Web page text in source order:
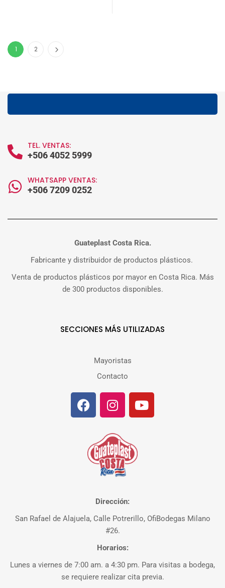
1 2
TEL. VENTAS:
+506 4052 5999
WHATSAPP VENTAS:
+506 7209 0252
Guateplast Costa Rica.
Fabricante y distribuidor de productos plásticos.
Venta de productos plásticos por mayor en Costa Rica. Más
de 300 productos disponibles.
SECCIONES MÁS UTILIZADAS
Mayoristas
Contacto
Dirección:
San Rafael de Alajuela, Calle Potrerillo, OfiBodegas Milano
#26.
Horarios:
Lunes a viernes de 7:00 am. a 4:30 pm. Para visitas a bodega,
se requiere realizar cita previa.